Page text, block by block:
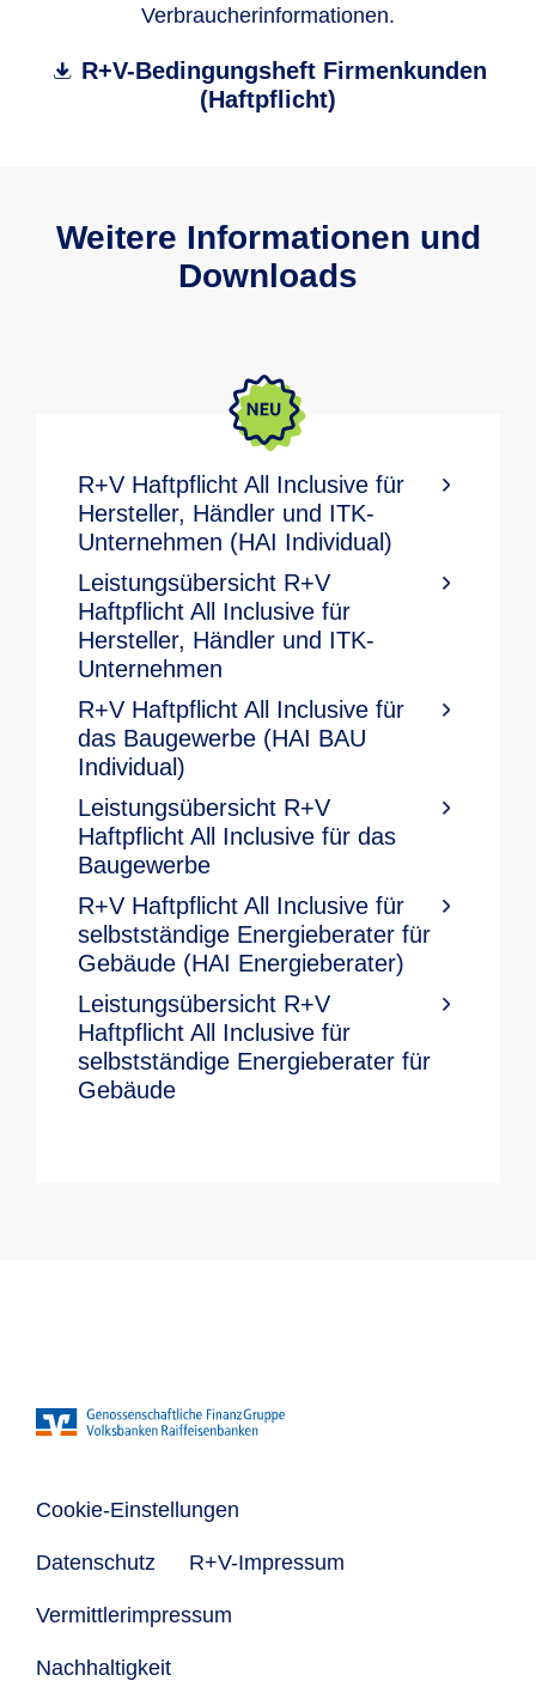
Verbraucherinformationen.
R+V-Bedingungsheft Firmenkunden
(Haftpflicht)
Weitere Informationen und
Downloads
R+V Haftpflicht All Inclusive für
Hersteller, Händler und ITK-
Unternehmen (HAI Individual)
Leistungsübersicht R+V
Haftpflicht All Inclusive für
Hersteller, Händler und ITK-
Unternehmen
R+V Haftpflicht All Inclusive für
das Baugewerbe (HAI BAU
Individual)
Leistungsübersicht R+V
Haftpflicht All Inclusive für das
Baugewerbe
R+V Haftpflicht All Inclusive für
selbstständige Energieberater für
Gebäude (HAI Energieberater)
Leistungsübersicht R+V
Haftpflicht All Inclusive für
selbstständige Energieberater für
Gebäude
Cookie-Einstellungen
Datenschutz R+V-Impressum
Vermittlerimpressum
Nachhaltigkeit